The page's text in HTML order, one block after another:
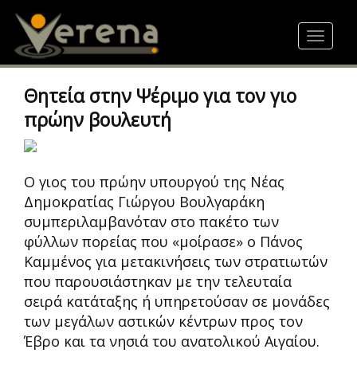
content
Toggle
Θητεία στην Ψέριμο για τον γιο
πρώην βουλευτή
Ο γιος του πρώην υπουργού της Νέας
Δημοκρατίας Γιώργου Βουλγαράκη
συμπεριλαμβανόταν στο πακέτο των
φύλλων πορείας που «μοίρασε» ο Πάνος
Καμμένος για μετακινήσεις των στρατιωτών
που παρουσιάστηκαν με την τελευταία
σειρά κατάταξης ή υπηρετούσαν σε μονάδες
των μεγάλων αστικών κέντρων προς τον
Έβρο και τα νησιά του ανατολικού Αιγαίου.